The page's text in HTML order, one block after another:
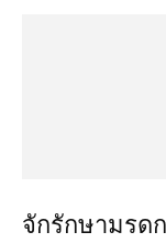
จักรักษามรด